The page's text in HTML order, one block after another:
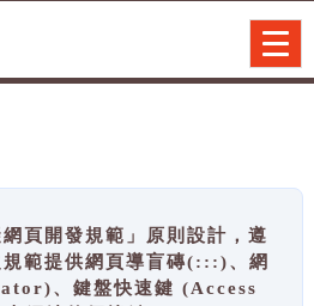
頁開發規範」原則設計，遵
範提供網頁導盲磚(:::)、網
、鍵盤快速鍵 (Access